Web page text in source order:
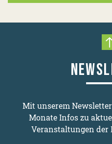
Mit unserem
Monate Infos zu
Veranstaltungen der